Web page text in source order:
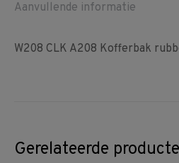
Aanvullende informatie
W208 CLK A208 Kofferbak
Gerelateerde